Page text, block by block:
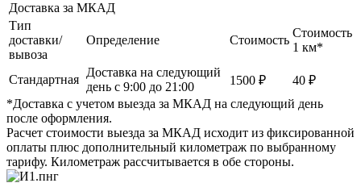
Доставка за МКАД
Тип
доставки/
вывоза
Определение Стоимость
Стоимость
1 км*
Стандартная
Доставка на следующий
день с 9:00 до 21:00
1500 ₽
40 ₽
*Доставка с учетом выезда за МКАД на следующий день
после оформления.
Расчет стоимости выезда за МКАД исходит из фиксированной
оплаты плюс дополнительный километраж по выбранному
тарифу. Километраж рассчитывается в обе стороны.